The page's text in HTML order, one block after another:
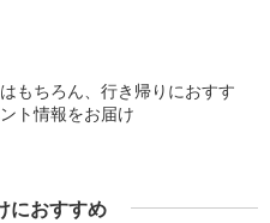
もちろん、行き帰りにおすす
ト情報をお届け
におすすめ